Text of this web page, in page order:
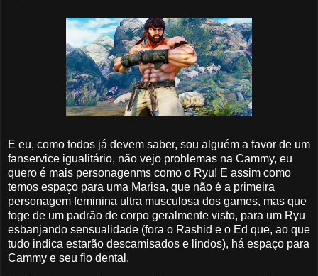
E eu, como todos já devem saber, sou alguém a favor de um
fanservice igualitário, não vejo problemas na Cammy, eu
quero é mais personagenms como o Ryu! E assim como
temos espaço para uma Marisa, que não é a primeira
personagem feminina ultra musculosa dos games, mas que
foge de um padrão de corpo geralmente visto, para um Ryu
esbanjando sensualidade (fora o Rashid e o Ed que, ao que
tudo indica estarão descamisados e lindos), há espaço para
Cammy e seu fio dental.